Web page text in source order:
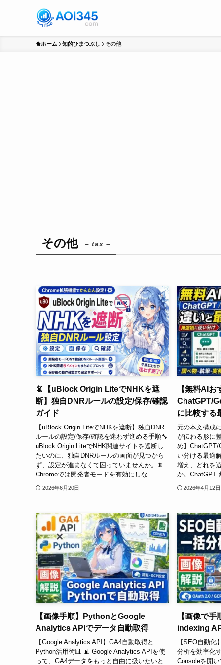
ホーム 知的ひまつぶし その他
その他 – tax –
📵【uBlock Origin LiteでNHKを遮
断】独自DNRルールの設定/保存/確認
ガイド
【uBlock Origin LiteでNHKを遮断】独自DNR
ルールの設定/保存/確認を迷わず進める手順🔧
uBlock Origin LiteでNHK関連サイトを遮断し
たいのに、独自DNRルールの画面が見つから
ず、設定が進まなくて困っていませんか。📵
Chromeでは開発者モードを有効にしな...
2026年6月20日
【無料AIお
ChatGPT/
に比較する
元の本文構成
が伝わる形に
め】ChatGPT/
い分ける最適
増え、どれを
か。ChatGPT
2026年4月12日
【画像手順】PythonとGoogle
Analytics APIでデータ自動取得
【Google Analytics API】GA4自動取得と
Python活用術📊 📊 Google Analytics APIを使
って、GA4データをもっと自由に扱いたいと
【画像で
indexing
【SEO自動化
分析を効率化
Consoleを開